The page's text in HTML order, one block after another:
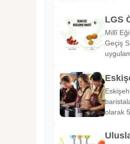
LGS
Millî
Geçiş
olarak